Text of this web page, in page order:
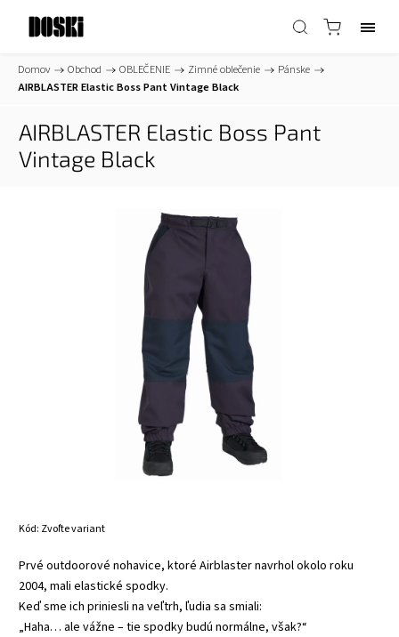
Domov / Obchod / OBLEČENIE / Zimné oblečenie / Pánske /
AIRBLASTER Elastic Boss Pant Vintage Black
AIRBLASTER Elastic Boss Pant
Vintage Black
Kód: Zvoľte variant
Prvé outdoorové nohavice, ktoré Airblaster navrhol okolo roku
2004, mali elastické spodky.
Keď sme ich priniesli na veľtrh, ľudia sa smiali:
„Haha… ale vážne – tie spodky budú normálne, však?“